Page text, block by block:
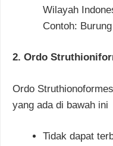
Wilayah
Contoh:
2. Ordo
Ordo
yang ada di bawah ini
Tidak dapat